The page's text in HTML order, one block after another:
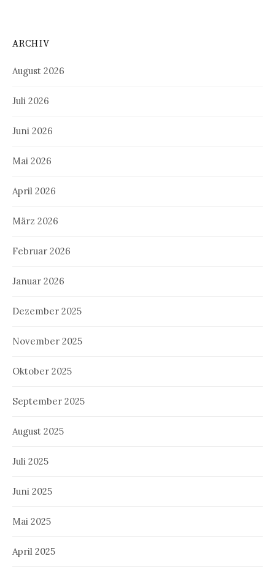
ARCHIV
August 2026
Juli 2026
Juni 2026
Mai 2026
April 2026
März 2026
Februar 2026
Januar 2026
Dezember 2025
November 2025
Oktober 2025
September 2025
August 2025
Juli 2025
Juni 2025
Mai 2025
April 2025